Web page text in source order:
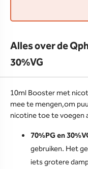
Alles over de
30%VG
10ml Booster met
mee te mengen,om
nicotine toe te voegen
70%PG en
gebruiken. Het
iets grotere